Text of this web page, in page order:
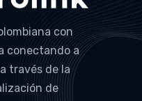
con
conectando a
través de la
de